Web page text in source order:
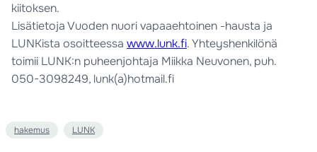
kiitoksen.
Lisätietoja Vuoden nuori vapaaehtoinen -hausta ja
LUNKista osoitteessa www.lunk.fi. Yhteyshenkilönä
toimii LUNK:n puheenjohtaja Miikka Neuvonen, puh.
050-3098249, lunk(a)hotmail.fi
hakemus LUNK